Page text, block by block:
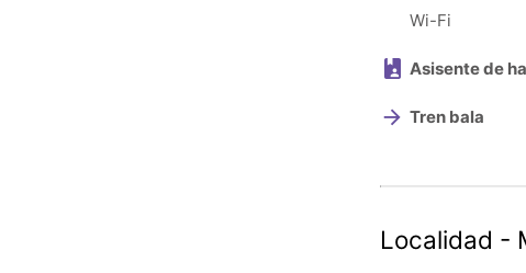
Wi-Fi
Asisente de
Tren bala
Localidad -